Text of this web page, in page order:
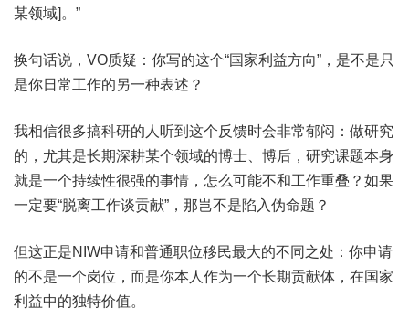
某领域]。”
换句话说，VO质疑：你写的这个“国家利益方向”，是不是只
是你日常工作的另一种表述？
我相信很多搞科研的人听到这个反馈时会非常郁闷：做研究
的，尤其是长期深耕某个领域的博士、博后，研究课题本身
就是一个持续性很强的事情，怎么可能不和工作重叠？如果
一定要“脱离工作谈贡献”，那岂不是陷入伪命题？
但这正是NIW申请和普通职位移民最大的不同之处：你申请
的不是一个岗位，而是你本人作为一个长期贡献体，在国家
利益中的独特价值。